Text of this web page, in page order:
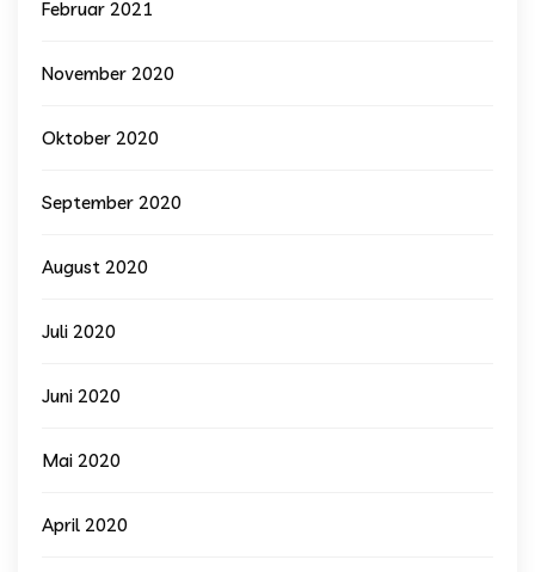
Februar 2021
November 2020
Oktober 2020
September 2020
August 2020
Juli 2020
Juni 2020
Mai 2020
April 2020